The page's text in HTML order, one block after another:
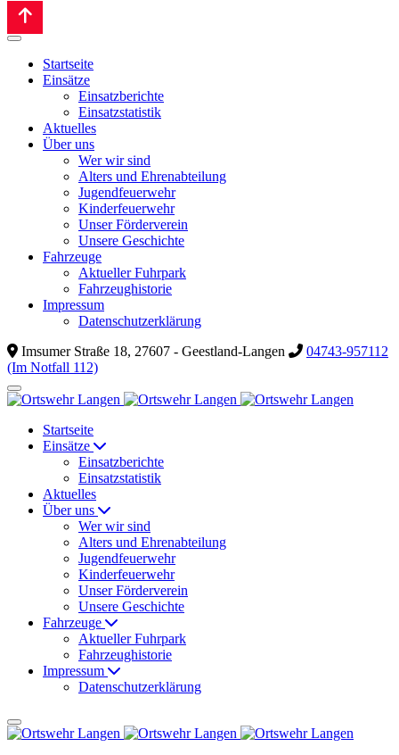
Startseite
Einsätze
Einsatzberichte
Einsatzstatistik
Aktuelles
Über uns
Wer wir sind
Alters und Ehrenabteilung
Jugendfeuerwehr
Kinderfeuerwehr
Unser Förderverein
Unsere Geschichte
Fahrzeuge
Aktueller Fuhrpark
Fahrzeughistorie
Impressum
Datenschutzerklärung
Imsumer Straße 18, 27607 - Geestland-Langen
04743-957112
(Im Notfall 112)
Startseite
Einsätze
Einsatzberichte
Einsatzstatistik
Aktuelles
Über uns
Wer wir sind
Alters und Ehrenabteilung
Jugendfeuerwehr
Kinderfeuerwehr
Unser Förderverein
Unsere Geschichte
Fahrzeuge
Aktueller Fuhrpark
Fahrzeughistorie
Impressum
Datenschutzerklärung